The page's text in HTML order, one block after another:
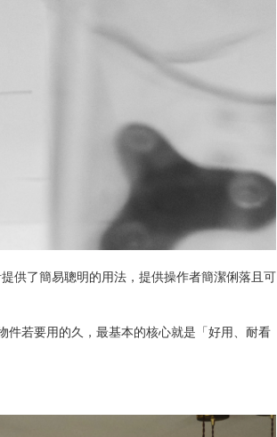
供了簡易聰明的用法，提供操作者簡潔俐落且可
件若要用的久，最基本的核心就是「好用、耐看